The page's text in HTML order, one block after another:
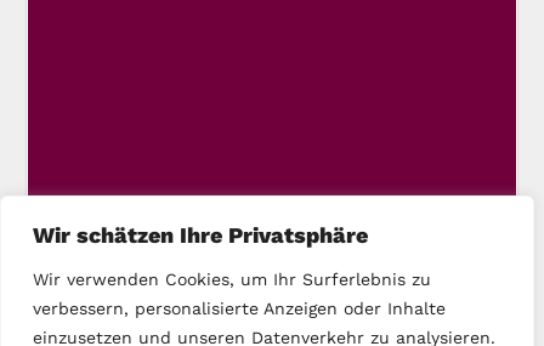
Wir schätzen Ihre Privatsphäre
Wir verwenden Cookies, um Ihr Surferlebnis zu
verbessern, personalisierte Anzeigen oder Inhalte
einzusetzen und unseren Datenverkehr zu analysieren.